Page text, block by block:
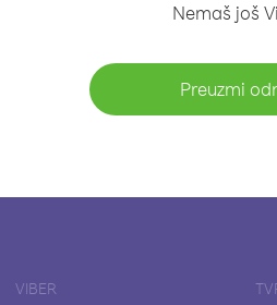
Nemaš još
Preuzmi
VIBER